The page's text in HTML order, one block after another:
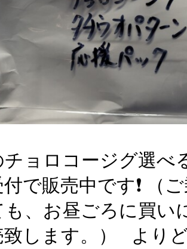
チョロコージグ選べ
で販売中です❗ （
も、お昼ごろに買い
致します。） より